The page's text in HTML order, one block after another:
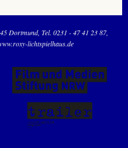
Dortmund Tel. 0231 - 47 41 23 87
lichtspielhaus.de